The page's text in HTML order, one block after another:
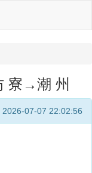
寮→潮 州
2026-07-07 22:02:56